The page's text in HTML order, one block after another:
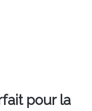
pour la